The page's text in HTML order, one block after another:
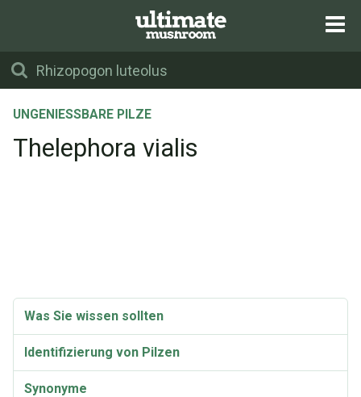
UNGENIESSBARE PILZE
Thelephora vialis
Was Sie wissen sollten
Identifizierung von Pilzen
Synonyme